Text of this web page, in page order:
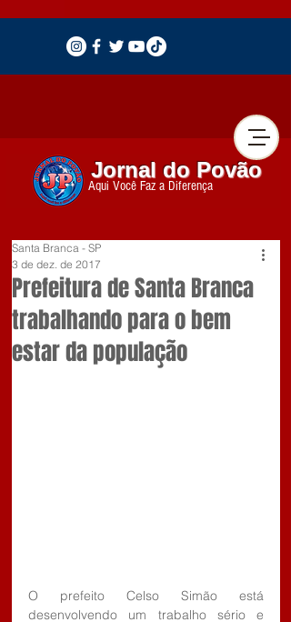
Jornal do Povão
Aqui Você Faz a Diferença
Prefeitura de Santa Branca
trabalhando para o bem
estar da população
Santa Branca - SP
3 de dez. de 2017
O prefeito Celso Simão está
desenvolvendo um trabalho sério e